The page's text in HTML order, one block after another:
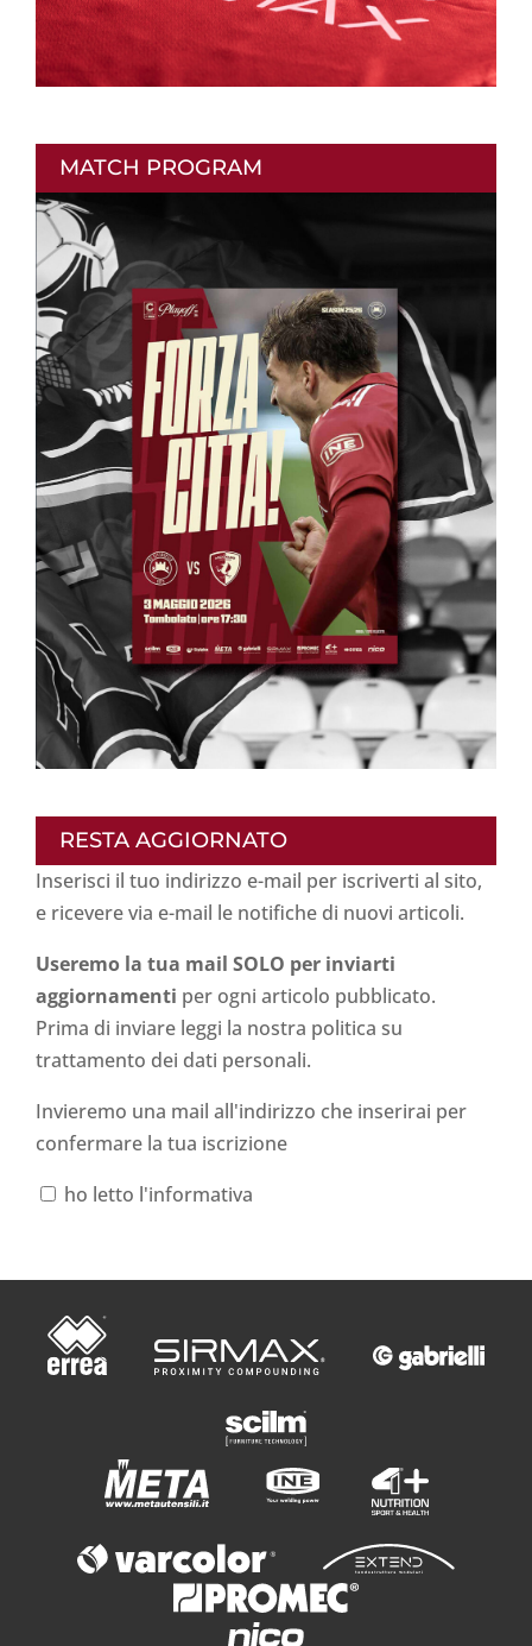
MATCH PROGRAM
RESTA AGGIORNATO
Inserisci il tuo indirizzo e-mail per iscriverti al sito,
e ricevere via e-mail le notifiche di nuovi articoli.
Useremo la tua mail SOLO per inviarti
aggiornamenti per ogni articolo pubblicato.
Prima di inviare leggi la nostra politica su
trattamento dei dati personali.
Invieremo una mail all'indirizzo che inserirai per
confermare la tua iscrizione
ho letto l'informativa